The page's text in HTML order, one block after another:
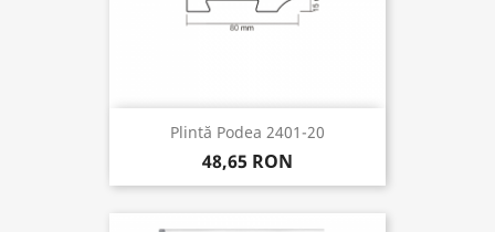
Plintă Podea 2401-20
48,65 RON